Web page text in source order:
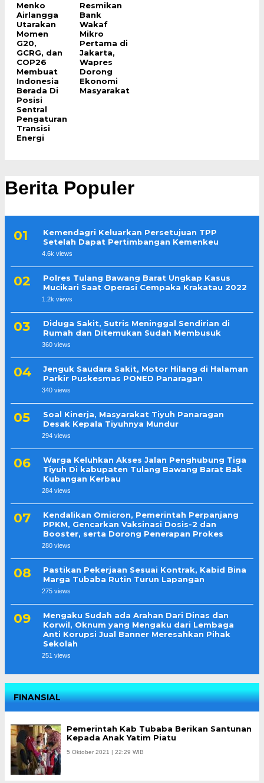
Menko
Airlangga
Utarakan
Momen
G20,
GCRG, dan
COP26
Membuat
Indonesia
Berada Di
Posisi
Sentral
Pengaturan
Transisi
Energi
Resmikan
Bank
Wakaf
Mikro
Pertama di
Jakarta,
Wapres
Dorong
Ekonomi
Masyarakat
Berita Populer
Kemendagri Keluarkan Persetujuan TPP
Setelah Dapat Pertimbangan Kemenkeu
4.6k views
Polres Tulang Bawang Barat Ungkap Kasus
Mucikari Saat Operasi Cempaka Krakatau 2022
1.2k views
Diduga Sakit, Sutris Meninggal Sendirian di
Rumah dan Ditemukan Sudah Membusuk
360 views
Jenguk Saudara Sakit, Motor Hilang di Halaman
Parkir Puskesmas PONED Panaragan
340 views
Soal Kinerja, Masyarakat Tiyuh Panaragan
Desak Kepala Tiyuhnya Mundur
294 views
Warga Keluhkan Akses Jalan Penghubung Tiga
Tiyuh Di kabupaten Tulang Bawang Barat Bak
Kubangan Kerbau
284 views
Kendalikan Omicron, Pemerintah Perpanjang
PPKM, Gencarkan Vaksinasi Dosis-2 dan
Booster, serta Dorong Penerapan Prokes
280 views
Pastikan Pekerjaan Sesuai Kontrak, Kabid Bina
Marga Tubaba Rutin Turun Lapangan
275 views
Mengaku Sudah ada Arahan Dari Dinas dan
Korwil, Oknum yang Mengaku dari Lembaga
Anti Korupsi Jual Banner Meresahkan Pihak
Sekolah
251 views
FINANSIAL
Pemerintah Kab Tubaba Berikan Santunan
Kepada Anak Yatim Piatu
5 Oktober 2021 | 22:29 WIB